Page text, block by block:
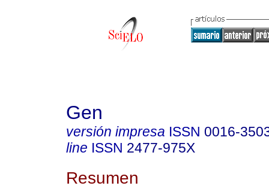
Gen
versión impresa ISSN 0016-
line ISSN 2477-975X
Resumen